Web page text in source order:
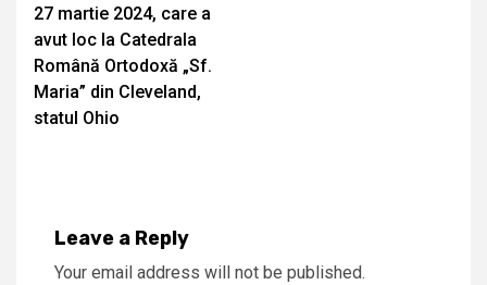
27 martie 2024, care a
avut loc la Catedrala
Română Ortodoxă „Sf.
Maria” din Cleveland,
statul Ohio
Leave a Reply
Your email address will not be published.